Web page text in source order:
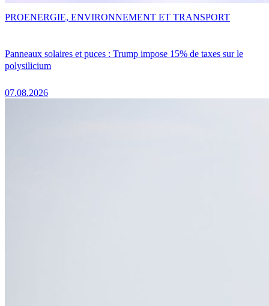
Panneaux solaires et puces : Trump impose 15% de taxes sur le
polysilicium
07.08.2026
PROENERGIE, ENVIRONNEMENT ET TRANSPORT